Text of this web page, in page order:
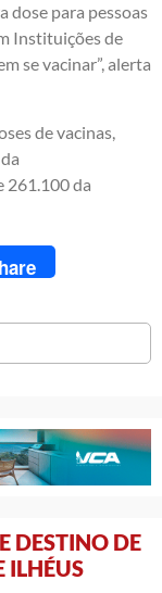
dose para pessoas
Instituições de
se vacinar”, alerta
de vacinas,
261.100 da
DESTINO DE
ILHÉUS